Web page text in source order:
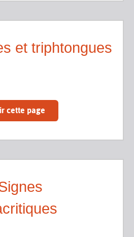
et triphtongues
cette page